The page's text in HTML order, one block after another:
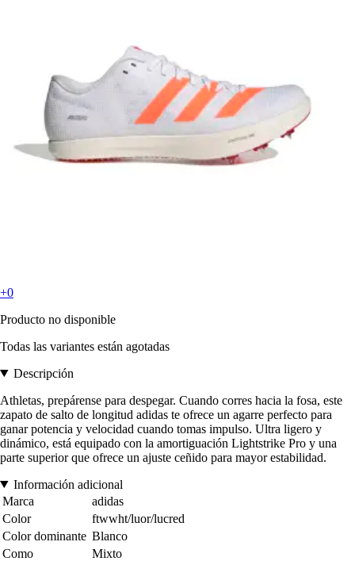
+0
Producto no disponible
Todas las variantes están agotadas
Descripción
Athletas, prepárense para despegar. Cuando corres hacia la fosa, este
zapato de salto de longitud adidas te ofrece un agarre perfecto para
ganar potencia y velocidad cuando tomas impulso. Ultra ligero y
dinámico, está equipado con la amortiguación Lightstrike Pro y una
parte superior que ofrece un ajuste ceñido para mayor estabilidad.
Información adicional
Marca
adidas
Color
ftwwht/luor/lucred
Color dominante Blanco
Como
Mixto